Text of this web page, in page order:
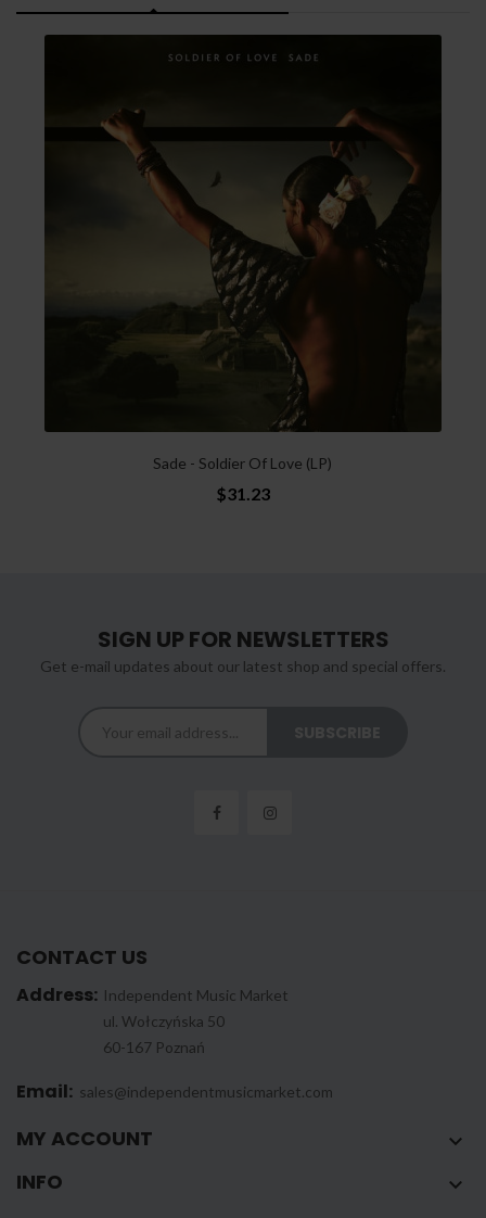
Sade - Soldier Of Love (LP)
$31.23
SIGN UP FOR NEWSLETTERS
Get e-mail updates about our latest shop and special offers.
CONTACT US
Address: Independent Music Market
ul. Wołczyńska 50
60-167 Poznań
Email: sales@independentmusicmarket.com
MY ACCOUNT 
INFO 